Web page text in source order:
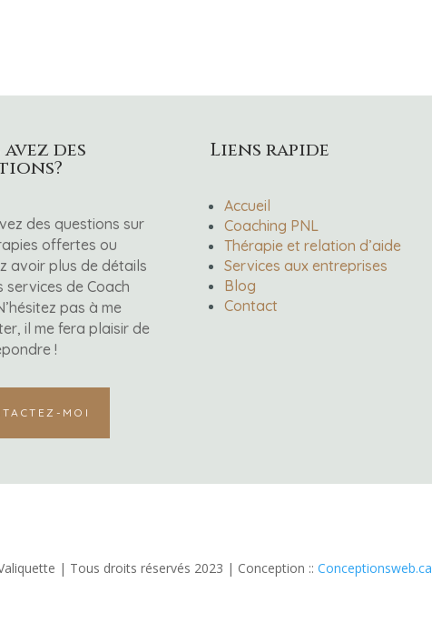
des
des questions sur
offertes ou
avoir plus de détails
services de Coach
pas à me
il me fera plaisir de
!
MOI
Liens rapide
Accueil
Coaching PNL
Thérapie et relation d’aide
Services aux entreprises
Blog
Contact
| Tous droits réservés 2023 | Conception :: Conceptionsweb.ca